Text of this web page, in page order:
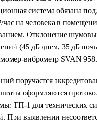
система обязана
час на человека в
Отклонение
(45 дБ днем, 35 дБ
виброметр SVAN 958.
поручается
оформляются
ТП-1 для технических
При выявлении